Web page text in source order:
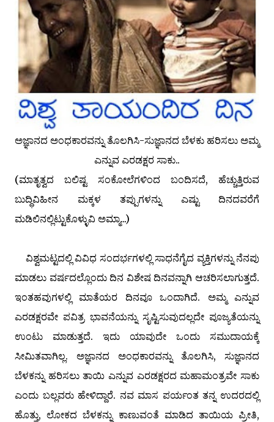
ಅಜ್ಞಾನದ ಅಂಧಕಾರವನ್ನು ತೊಲಗಿಸಿ-ಸುಜ್ಞಾನದ ಬೆಳಕು ಹರಿಸಲು ಅಮ್ಮ
ಎನ್ನುವ ಎರಡಕ್ಷರ ಸಾಕು..
(ಮಾತೃತ್ವದ ಬಲಿಷ್ಟ ಸಂಕೋಲೆಗಳಿಂದ ಬಂದಿಸದೆ, ಹೆಚ್ಚುತ್ತಿರುವ
ಬುದ್ಧಿವಿಹೀನ ಮಕ್ಕಳ ತಪ್ಪುಗಳನ್ನು ಎಷ್ಟು ದಿನದವರೆಗೆ
ಮಡಿಲಿನಲ್ಲಿಟ್ಟುಕೊಳ್ಳುವಿ ಅಮ್ಮಾ...)
ವಿಶ್ವಮಟ್ಟದಲ್ಲಿ ವಿವಿಧ ಸಂದರ್ಭಗಳಲ್ಲಿ ಸಾಧನೆಗೈದ ವ್ಯಕ್ತಿಗಳನ್ನು ನೆನಪು
ಮಾಡಲು ವರ್ಷದಲ್ಲೊಂದು ದಿನ ವಿಶೇಷ ದಿನವನ್ನಾಗಿ ಆಚರಿಸಲಾಗುತ್ತದೆ.
ಇಂತಹವುಗಳಲ್ಲಿ ಮಾತೆಯರ ದಿನವೂ ಒಂದಾಗಿದೆ. ಅಮ್ಮ ಎನ್ನುವ
ಎರಡಕ್ಷರವೇ ಪವಿತ್ರ ಭಾವನೆಯನ್ನು ಸೃಷ್ಟಿಸುವುದಲ್ಲದೇ ಪೂಜ್ಯತೆಯನ್ನು
ಉಂಟು ಮಾಡುತ್ತದೆ. ಇದು ಯಾವುದೇ ಒಂದು ಸಮುದಾಯಕ್ಕೆ
ಸೀಮಿತವಾಗಿಲ್ಲ. ಅಜ್ಞಾನದ ಅಂಧಕಾರವನ್ನು ತೊಲಗಿಸಿ, ಸುಜ್ಞಾನದ
ಬೆಳಕನ್ನು ಹರಿಸಲು ತಾಯಿ ಎನ್ನುವ ಎರಡಕ್ಷರದ ಮಹಾಮಂತ್ರವೇ ಸಾಕು
ಎಂದು ಬಲ್ಲವರು ಹೇಳಿದ್ದಾರೆ. ನವ ಮಾಸ ಪರ್ಯಂತ ತನ್ನ ಉದರದಲ್ಲಿ
ಹೊತ್ತು, ಲೋಕದ ಬೆಳಕನ್ನು ಕಾಣುವಂತೆ ಮಾಡಿದ ತಾಯಿಯ ಪ್ರೀತಿ,